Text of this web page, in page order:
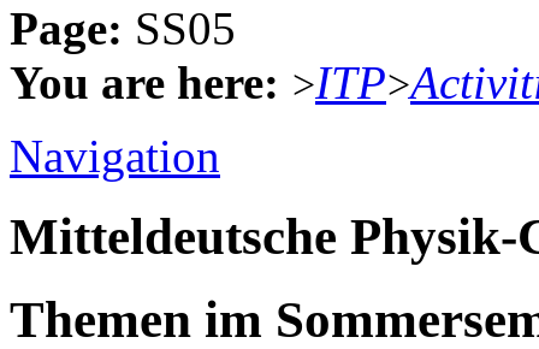
Page: SS05
You are here: >ITP>
Navigation
Mitteldeutsche Physik-
Themen im